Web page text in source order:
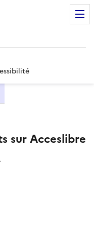
sur Acceslibre